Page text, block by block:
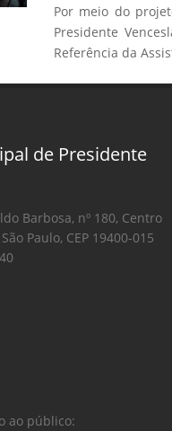
Por meio do
Presidente
Referência da
de Presidente
Barbosa, nº 180, Centro
Paulo, CEP 19400-015
ao público: